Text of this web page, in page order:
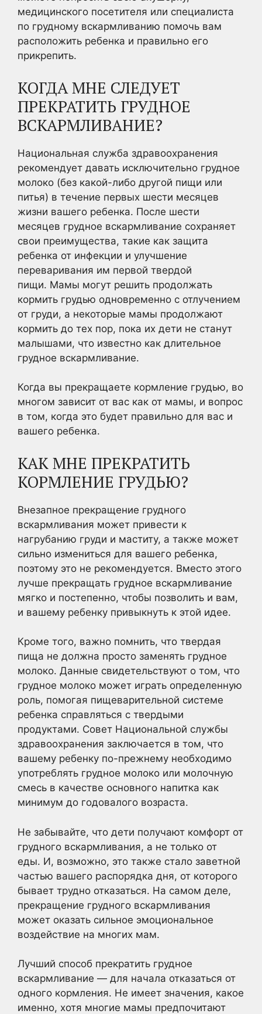
медицинского посетителя или специалиста
по грудному вскармливанию помочь вам
расположить ребенка и правильно его
прикрепить.
КОГДА МНЕ СЛЕДУЕТ
ПРЕКРАТИТЬ ГРУДНОЕ
ВСКАРМЛИВАНИЕ?
Национальная служба здравоохранения
рекомендует давать исключительно грудное
молоко (без какой-либо другой пищи или
питья) в течение первых шести месяцев
жизни вашего ребенка. После шести
месяцев грудное вскармливание сохраняет
свои преимущества, такие как защита
ребенка от инфекции и улучшение
переваривания им первой твердой
пищи. Мамы могут решить продолжать
кормить грудью одновременно с отлучением
от груди, а некоторые мамы продолжают
кормить до тех пор, пока их дети не станут
малышами, что известно как длительное
грудное вскармливание.
Когда вы прекращаете кормление грудью, во
многом зависит от вас как от мамы, и вопрос
в том, когда это будет правильно для вас и
вашего ребенка.
КАК МНЕ ПРЕКРАТИТЬ
КОРМЛЕНИЕ ГРУДЬЮ?
Внезапное прекращение грудного
вскармливания может привести к
нагрубанию груди и маститу, а также может
сильно измениться для вашего ребенка,
поэтому это не рекомендуется. Вместо этого
лучше прекращать грудное вскармливание
мягко и постепенно, чтобы позволить и вам,
и вашему ребенку привыкнуть к этой идее.
Кроме того, важно помнить, что твердая
пища не должна просто заменять грудное
молоко. Данные свидетельствуют о том, что
грудное молоко может играть определенную
роль, помогая пищеварительной системе
ребенка справляться с твердыми
продуктами. Совет Национальной службы
здравоохранения заключается в том, что
вашему ребенку по-прежнему необходимо
употреблять грудное молоко или молочную
смесь в качестве основного напитка как
минимум до годовалого возраста.
Не забывайте, что дети получают комфорт от
грудного вскармливания, а не только от
еды. И, возможно, это также стало заветной
частью вашего распорядка дня, от которого
бывает трудно отказаться. На самом деле,
прекращение грудного вскармливания
может оказать сильное эмоциональное
воздействие на многих мам.
Лучший способ прекратить грудное
вскармливание — для начала отказаться от
одного кормления. Не имеет значения, какое
именно, хотя многие мамы предпочитают